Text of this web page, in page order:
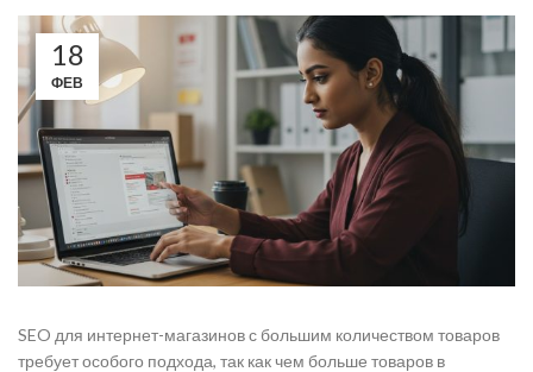
18
ФЕВ
SEO для интернет-магазинов с большим количеством товаров
требует особого подхода, так как чем больше товаров в